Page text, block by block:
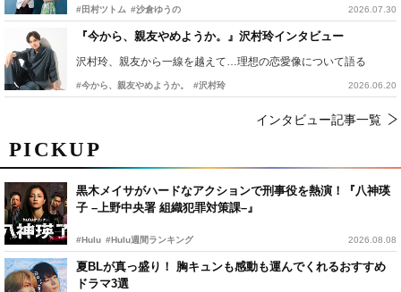
PICKUP
黒木メイサがハードなアクションで刑事役を熱演！『八神瑛
子 –上野中央署 組織犯罪対策課–』
#Hulu #Hulu週間ランキング 2026.08.08
夏BLが真っ盛り！ 胸キュンも感動も運んでくれるおすすめ
ドラマ3選
#田村ツトム #沙倉ゆうの 2026.07.30
『今から、親友やめようか。』沢村玲インタビュー
沢村玲、親友から一線を越えて…理想の恋愛像について語る
#今から、親友やめようか。 #沢村玲 2026.06.20
インタビュー記事一覧